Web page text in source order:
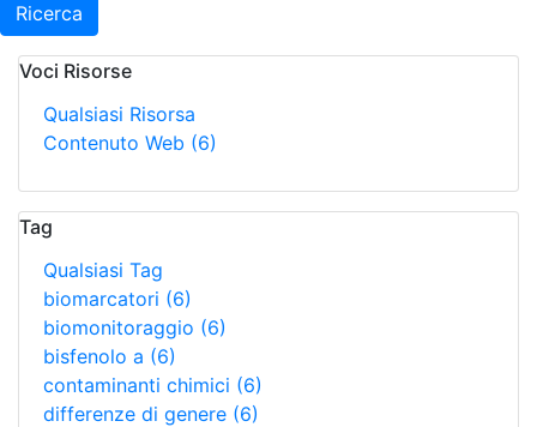
Ricerca
Voci Risorse
Qualsiasi Risorsa
Contenuto Web (6)
Tag
Qualsiasi Tag
biomarcatori (6)
biomonitoraggio (6)
bisfenolo a (6)
contaminanti chimici (6)
differenze di genere (6)